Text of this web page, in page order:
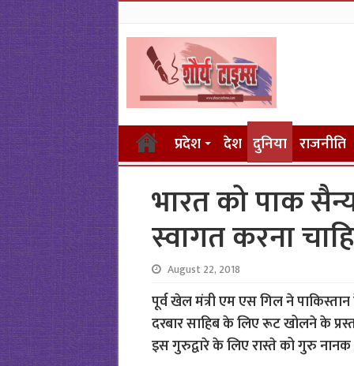
प्रदेश देश दुनिया राजनीति
भारत को पाक
स्वागत करना
August 22, 2018
पूर्व खेल मंत्री एम एस गिल ने
दरबार साहिब के लिए रूट खोलने के
इस गुरुद्वारे के लिए रास्ते को गुरु